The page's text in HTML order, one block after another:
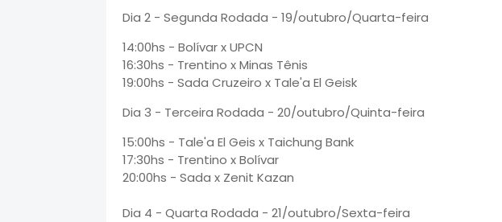
Dia 2 - Segunda Rodada - 19/outubro/Quarta-feira
14:00hs - Bolívar x UPCN
16:30hs - Trentino x Minas Tênis
19:00hs - Sada Cruzeiro x Tale'a El Geisk
Dia 3 - Terceira Rodada - 20/outubro/Quinta-feira
15:00hs - Tale'a El Geis x Taichung Bank
17:30hs - Trentino x Bolívar
20:00hs - Sada x Zenit Kazan
Dia 4 - Quarta Rodada - 21/outubro/Sexta-feira